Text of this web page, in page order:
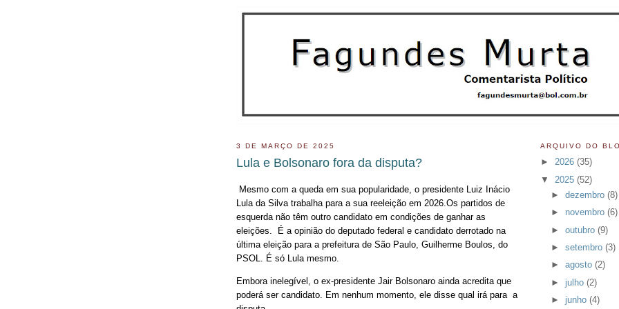
3 DE MARÇO DE 2025
Lula e Bolsonaro fora da disputa?
Mesmo com a queda em sua popularidade, o presidente Luiz Inácio
Lula da Silva trabalha para a sua reeleição em 2026.Os partidos de
esquerda não têm outro candidato em condições de ganhar as
eleições. É a opinião do deputado federal e candidato derrotado na
última eleição para a prefeitura de São Paulo, Guilherme Boulos, do
PSOL. É só Lula mesmo.
Embora inelegível, o ex-presidente Jair Bolsonaro ainda acredita que
poderá ser candidato. Em nenhum momento, ele disse qual irá para a
ARQUIVO DO
► 2026 (35)
▼ 2025 (52)
►dezembro(8)
► novembro(6)
►outubro(9)
►setembro(3)
►agosto(2)
► julho(2)
► junho(4)